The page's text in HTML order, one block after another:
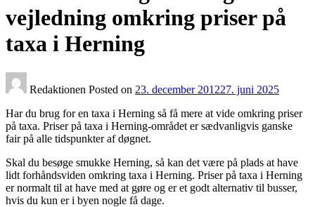
vejledning omkring priser på
taxa i Herning
Redaktionen Posted on 23. december 201227. juni 2025
Har du brug for en taxa i Herning så få mere at vide omkring priser
på taxa. Priser på taxa i Herning-området er sædvanligvis ganske
fair på alle tidspunkter af døgnet.
Skal du besøge smukke Herning, så kan det være på plads at have
lidt forhåndsviden omkring taxa i Herning. Priser på taxa i Herning
er normalt til at have med at gøre og er et godt alternativ til busser,
hvis du kun er i byen nogle få dage.